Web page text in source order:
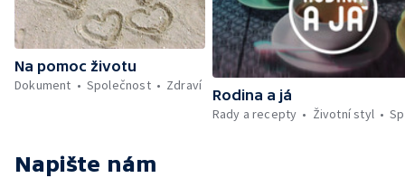
Na pomoc životu
Dokument
Společnost Zdraví
Rodina a já
Rady a recepty
Životní styl
Napište nám